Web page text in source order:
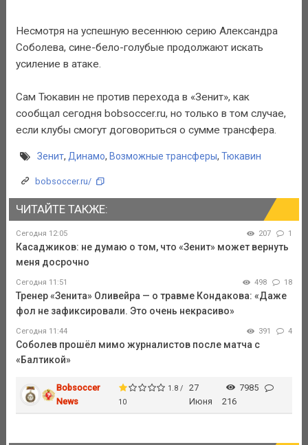
Несмотря на успешную весеннюю серию Александра
Соболева, сине-бело-голубые продолжают искать
усиление в атаке.
Сам Тюкавин не против перехода в «Зенит», как
сообщал сегодня bobsoccer.ru, но только в том случае,
если клубы смогут договориться о сумме трансфера.
Зенит, Динамо, Возможные трансферы, Тюкавин
bobsoccer.ru/
ЧИТАЙТЕ ТАКЖЕ:
Сегодня 12:05 207 1
Касаджиков: не думаю о том, что «Зенит» может вернуть
меня досрочно
Сегодня 11:51 498 18
Тренер «Зенита» Оливейра — о травме Кондакова: «Даже
фол не зафиксировали. Это очень некрасиво»
Сегодня 11:44 391 4
Соболев прошёл мимо журналистов после матча с
«Балтикой»
Bobsoccer
News
1.8 /
10
27
Июня
7985
216